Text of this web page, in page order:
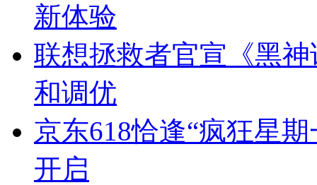
新体验
联想拯救者官宣《黑
和调优
京东618恰逢“疯狂星
开启